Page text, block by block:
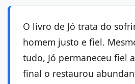
O livro de Jó trata do
homem justo e fiel.
tudo, Jó permaneceu fiel
final o restaurou